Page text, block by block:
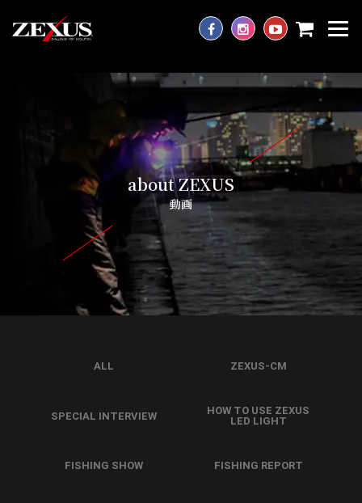
about ZEXUS
動画
ALL ZEXUS-CM
SPECIAL INTERVIEW
HOW TO USE ZEXUS
LED LIGHT
FISHING SHOW FISHING REPORT